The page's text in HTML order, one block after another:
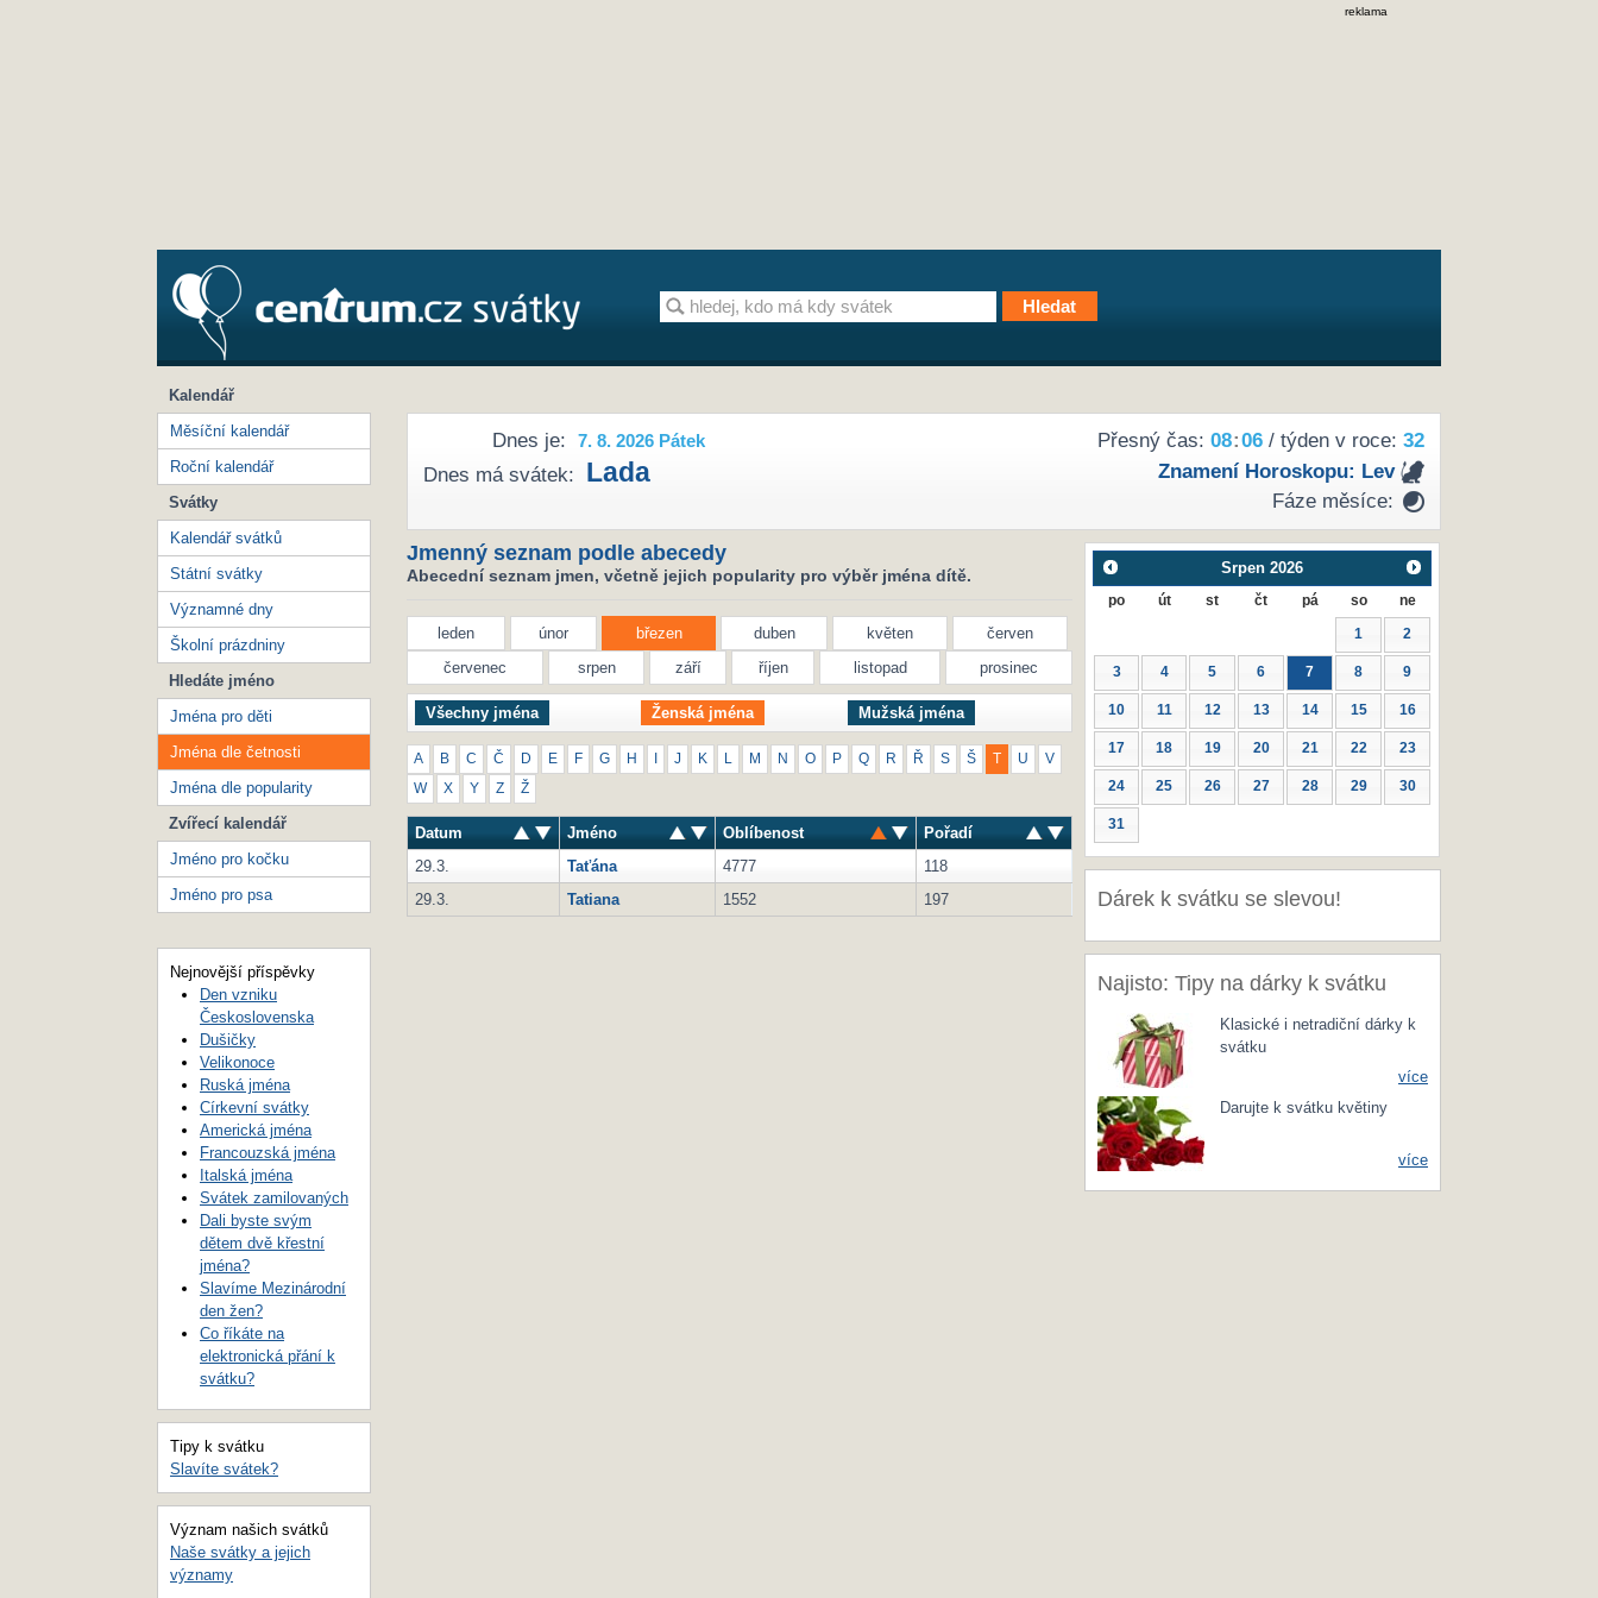
reklama
Přesný čas: 08:06/ týden v roce: 32
Znamení Horoskopu: Lev
Fáze měsíce:
Dnes je: 7. 8. 2026 Pátek
Dnes má svátek: Lada
Jmenný seznam podle abecedy
Abecední seznam jmen, včetně jejich popularity pro výběr jména dítě.
leden únor březen duben květen
červen
červenec
srpen září říjen listopad prosinec
Všechny jména Ženská jména Mužská jména
A B C Č D E F G H J K M N O P Q R Ř S Š U V
W X Y Z Ž
Datum Jméno Oblíbenost
Pořadí
29.3.
Taťána 4777
118
29.3.
Tatiana 1552 197
Srpen 2026
po út st čt pá so ne
1 2
3 4 5 6 7 8 9
10 11 12 13 14 15 16
17 18 19 20 21 22 23
24 25 26 27 28 29 30
31
Dárek k svátku se slevou!
Najisto: Tipy na dárky k svátku
Klasické i netradiční dárky k
svátku
více
Darujte k svátku květiny
více
Kalendář
Měsíční kalendář
Roční kalendář
Svátky
Kalendář svátků
Státní svátky
Významné dny
Školní prázdniny
Hledáte jméno
Jména pro děti
Jména dle četnosti
Jména dle popularity
Zvířecí kalendář
Jméno pro kočku
Jméno pro psa
Nejnovější příspěvky
Den vzniku
Československa
Dušičky
Velikonoce
Ruská jména
Církevní svátky
Americká jména
Francouzská jména
Italská jména
Svátek zamilovaných
Dali byste svým
dětem dvě křestní
jména?
Slavíme Mezinárodní
den žen?
Co říkáte na
elektronická přání k
svátku?
Tipy k svátku
Slavíte svátek?
Význam našich svátků
Naše svátky a jejich
významy